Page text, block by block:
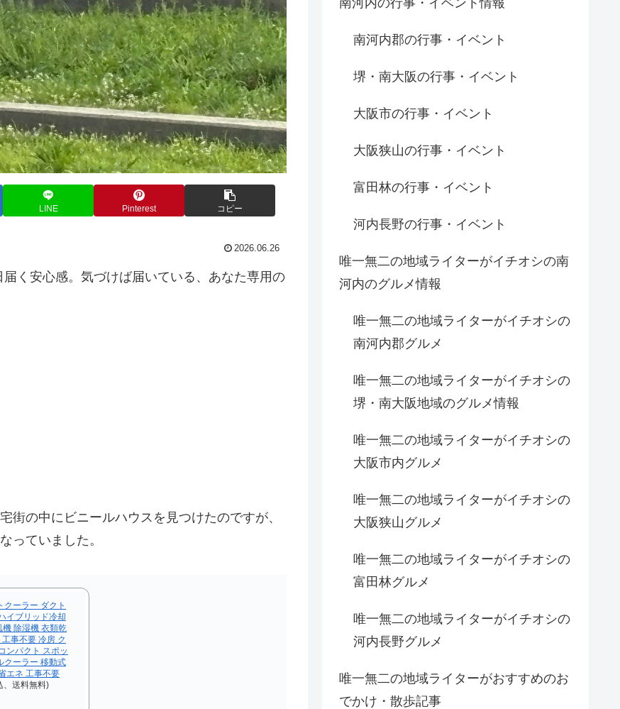
LINE Pinterest コピー
2026.06.26
く安心感。気づけば届いている、あなた専用の
街の中にビニールハウスを見つけたのですが、
っていました。
クーラー ダクト
イブリッド冷却
除湿機 衣類乾
事不要 冷房 ク
ンパクト スポッ
クーラー 移動式
エネ 工事不要
、送料無料)
南河内郡の行事・イベント
堺・南大阪の行事・イベント
大阪市の行事・イベント
大阪狭山の行事・イベント
富田林の行事・イベント
河内長野の行事・イベント
唯一無二の地域ライターがイチオシの南
河内のグルメ情報
唯一無二の地域ライターがイチオシの
南河内郡グルメ
唯一無二の地域ライターがイチオシの
堺・南大阪地域のグルメ情報
唯一無二の地域ライターがイチオシの
大阪市内グルメ
唯一無二の地域ライターがイチオシの
大阪狭山グルメ
唯一無二の地域ライターがイチオシの
富田林グルメ
唯一無二の地域ライターがイチオシの
河内長野グルメ
唯一無二の地域ライターがおすすめのお
でかけ・散歩記事